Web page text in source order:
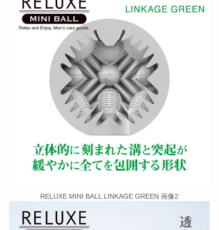
RELUXE MINI BALL LINKAGE GREEN 画像2